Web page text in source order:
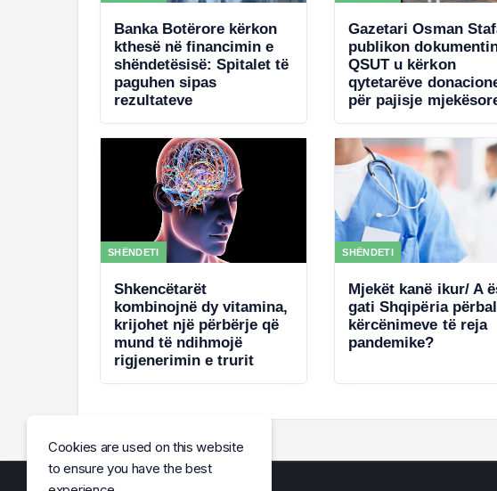
Banka Botërore kërkon
kthesë në financimin e
shëndetësisë: Spitalet të
paguhen sipas
rezultateve
Gazetari Osman
publikon
QSUT u kërkon
qytetarëve
për pajisje
për koncertin e
West
SHËNDETI
Shkencëtarët
kombinojnë dy vitamina,
krijohet një përbërje që
mund të ndihmojë
rigjenerimin e trurit
SHËNDETI
Mjekët kanë ikur/ A
gati Shqipëria
kërcënimeve të reja
pandemike?
Cookies are used on this website
to ensure you have the best